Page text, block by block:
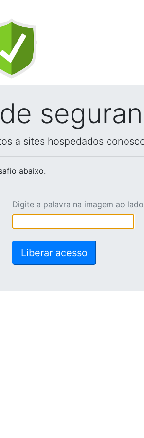
a sites hospedados
abaixo.
Digite a palavra na imagem ao